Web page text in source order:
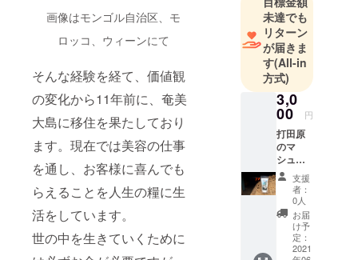
画像はモンゴル自治区、モ
ロッコ、ウィーンにて
そんな経験を経て、価値観
の変化から11年前に、奄美
大島に移住を果たしており
ます。現在では美容の仕事
を通し、お客様に喜んでも
らえることを人生の糧に生
活をしています。
世の中を生きていくために
幸子」や
「嵐」な
ど。それら
の仕事を通
して、世界
十数ヵ国を
旅する事が
あり世界の
様々な料理
の味を知る
事が出来ま
した。価値
観の変化か
ら10年ほど
未達でも
リターン
が届きま
す(All-in
方式)
3,0
00 円
打田原
のマ
シュ
（真
塩）
250g ＋
笑顔の
画家RIE
さんの
ポスト
支援
者：
0人
お届
け予
定：
2021